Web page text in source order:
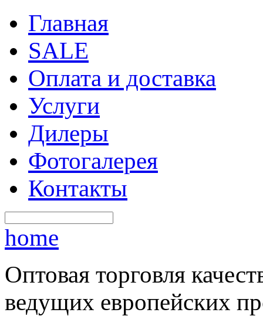
Главная
SALE
Оплата и доставка
Услуги
Дилеры
Фотогалерея
Контакты
home
Оптовая торговля
ведущих европейских